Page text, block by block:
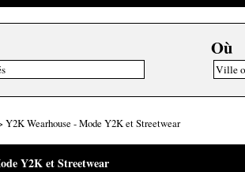
Où
Y2K Wearhouse - Mode Y2K et Streetwear
Y2K et Streetwear